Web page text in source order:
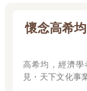
懷念高希
高希均，經濟學
見・天下文化事